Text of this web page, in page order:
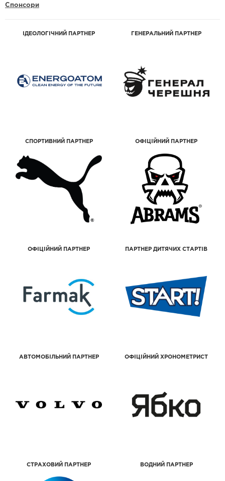
Спонсори
ІДЕОЛОГІЧНИЙ ПАРТНЕР ГЕНЕРАЛЬНИЙ ПАРТНЕР
СПОРТИВНИЙ ПАРТНЕР ОФІЦІЙНИЙ ПАРТНЕР
ОФІЦІЙНИЙ ПАРТНЕР ПАРТНЕР ДИТЯЧИХ СТАРТІВ
АВТОМОБІЛЬНИЙ ПАРТНЕР ОФІЦІЙНИЙ ХРОНОМЕТРИСТ
СТРАХОВИЙ ПАРТНЕР ВОДНИЙ ПАРТНЕР